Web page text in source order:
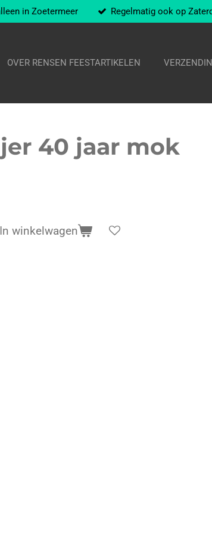
in Zoetermeer Regelmatig ook op
OVER RENSEN FEESTARTIKELEN
40 jaar mok
In winkelwagen